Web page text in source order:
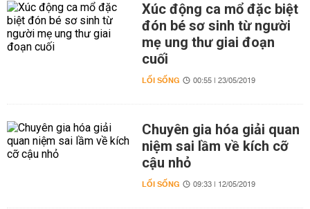
Xúc động ca mổ đặc biệt
đón bé sơ sinh từ người
mẹ ung thư giai đoạn
cuối
LỐI SỐNG 00:55 | 23/05/2019
Chuyên gia hóa giải quan
niệm sai lầm về kích cỡ
cậu nhỏ
LỐI SỐNG 09:33 | 12/05/2019